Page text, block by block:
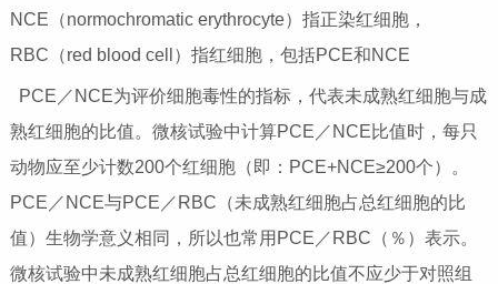
NCE（normochromatic erythrocyte）指正染红细胞，
RBC（red blood cell）指红细胞，包括PCE和NCE
PCE／NCE为评价细胞毒性的指标，代表未成熟红细胞与成
熟红细胞的比值。微核试验中计算PCE／NCE比值时，每只
动物应至少计数200个红细胞（即：PCE+NCE≥200个）。
PCE／NCE与PCE／RBC（未成熟红细胞占总红细胞的比
值）生物学意义相同，所以也常用PCE／RBC（％）表示。
微核试验中未成熟红细胞占总红细胞的比值不应少于对照组